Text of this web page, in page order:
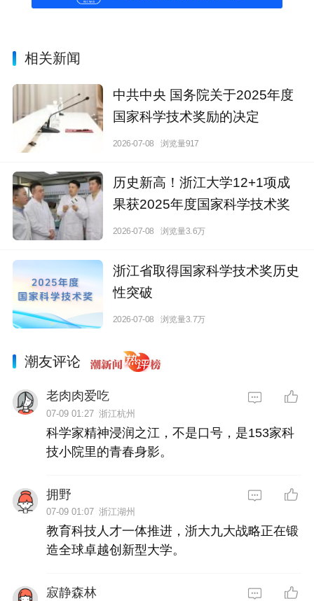
相关新闻
中共中央 国务院关于2025年度
国家科学技术奖励的决定
2026-07-08 浏览量917
历史新高！浙江大学12+1项成
果获2025年度国家科学技术奖
2026-07-08 浏览量3.6万
浙江省取得国家科学技术奖历史
性突破
2026-07-08 浏览量3.7万
潮友评论
老肉肉爱吃
07-09 01:27 浙江杭州
科学家精神浸润之江，不是口号，是153家科
技小院里的青春身影。
拥野
07-09 01:07 浙江湖州
教育科技人才一体推进，浙大九大战略正在锻
造全球卓越创新型大学。
寂静森林